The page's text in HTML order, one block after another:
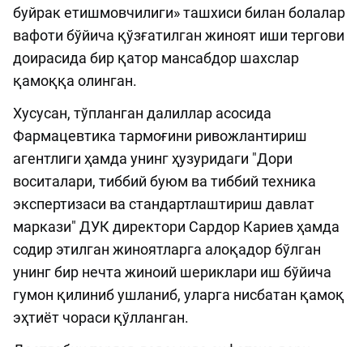
буйрак етишмовчилиги» ташхиси билан болалар
вафоти бўйича қўзғатилган жиноят иши тергови
доирасида бир қатор мансабдор шахслар
қамоққа олинган.
Хусусан, тўпланган далиллар асосида
Фармацевтика тармоғини ривожлантириш
агентлиги ҳамда унинг ҳузуридаги "Дори
воситалари, тиббий буюм ва тиббий техника
экспертизаси ва стандартлаштириш давлат
маркази" ДУК директори Сардор Кариев ҳамда
содир этилган жиноятларга алоқадор бўлган
унинг бир нечта жиноий шериклари иш бўйича
гумон қилиниб ушланиб, уларга нисбатан қамоқ
эҳтиёт чораси қўлланган.